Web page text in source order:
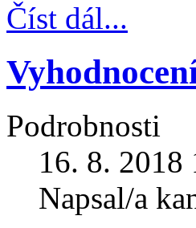
Číst dál...
Podrobnosti
16. 8. 2018
Napsal/a